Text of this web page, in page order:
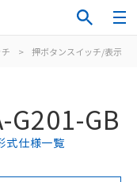
> 押ボタンスイッチ/表示灯
G201-GB
式仕様一覧